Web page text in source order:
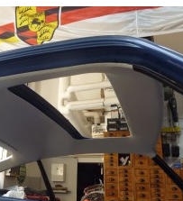
OPEL BEZUGSTOFF